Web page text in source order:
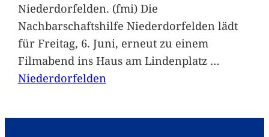
Niederdorfelden. (fmi) Die
Nachbarschaftshilfe Niederdorfelden lädt
für Freitag, 6. Juni, erneut zu einem
Filmabend ins Haus am Lindenplatz …
Niederdorfelden